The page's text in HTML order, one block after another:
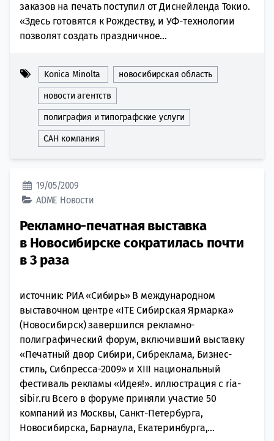
заказов на печать поступил от Диснейленда Токио.
«Здесь готовятся к Рождеству, и УФ-технологии
позволят создать праздничное...
Konica Minolta новосибирская область
новости агентств
полиграфия и типографские услуги
САН компания
19/05/2009
ADME Новости
Рекламно-печатная выставка
в Новосибирске сократилась почти
в 3 раза
источник: РИА «Сибирь» В международном
выставочном центре «ITE Сибирская Ярмарка»
(Новосибирск) завершился рекламно-
полиграфический форум, включивший выставку
«Печатный двор Сибири, Сибреклама, Бизнес-
стиль, Сибпресса-2009» и XIII национальный
фестиваль рекламы «Идея!». иллюстрация с ria-
sibir.ru Всего в форуме приняли участие 50
компаний из Москвы, Санкт-Петербурга,
Новосибирска, Барнаула, Екатеринбурга,...